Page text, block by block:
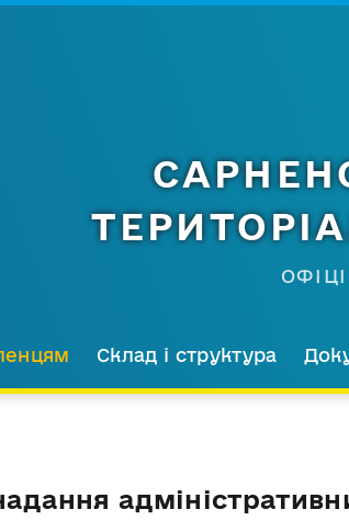
Склад і структура